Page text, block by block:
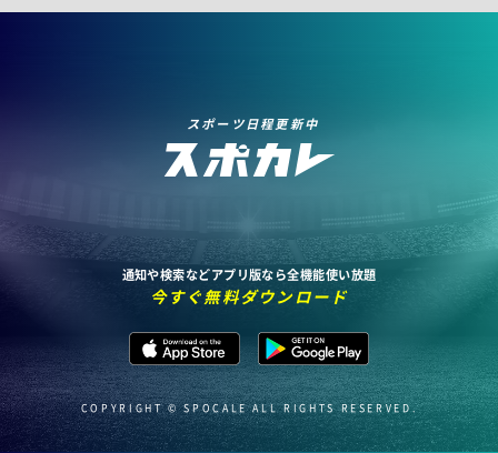
スポーツ日程更新中
通知や検索などアプリ版なら全機能使い放題
今すぐ無料ダウンロード
COPYRIGHT © SPOCALE ALL RIGHTS RESERVED.